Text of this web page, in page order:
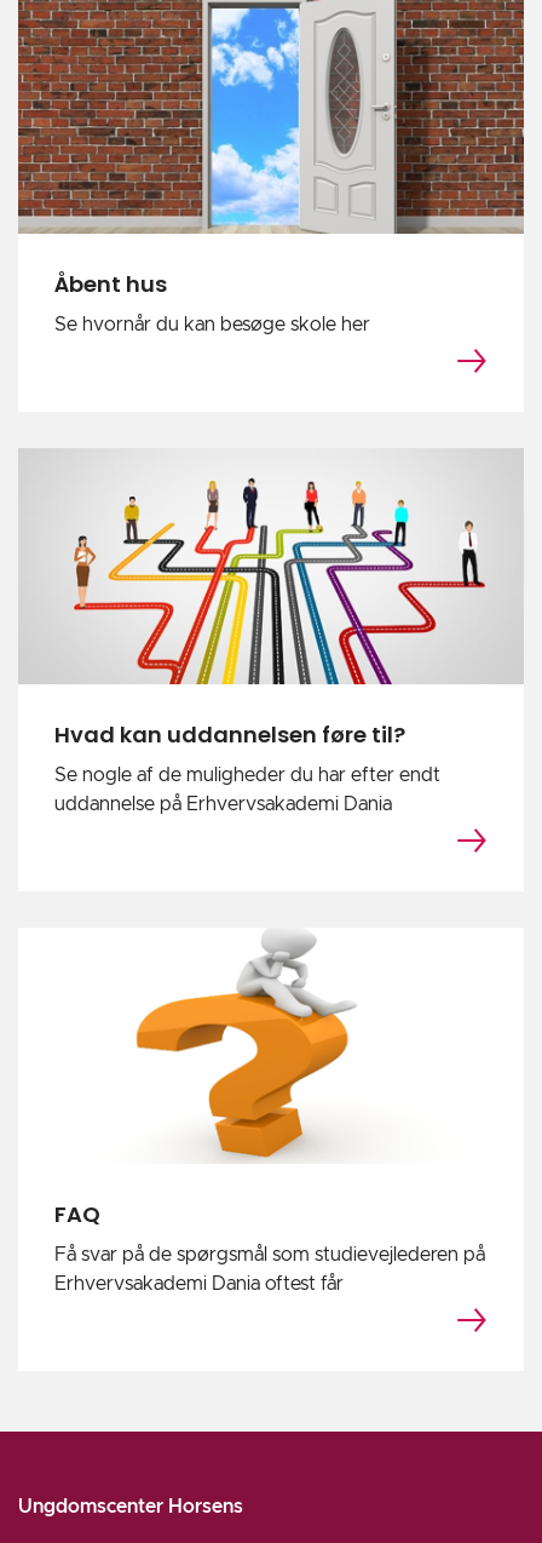
Åbent hus
Se hvornår du kan besøge skole her
Hvad kan uddannelsen føre til?
Se nogle af de muligheder du har efter endt
uddannelse på Erhvervsakademi Dania
FAQ
Få svar på de spørgsmål som studievejlederen på
Erhvervsakademi Dania oftest får
Ungdomscenter Horsens